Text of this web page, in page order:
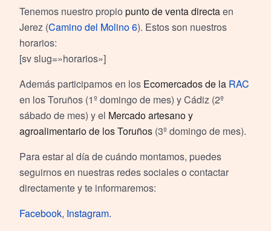
Tenemos nuestro propio punto de venta directaen
Jerez (Camino del Molino 6). Estos son nuestros
horarios:
[sv slug=»horarios»]
Además participamos en los Ecomercados de la RAC
en los Toruños (1º domingo de mes) y Cádiz (2º
sábado de mes) y el Mercado artesano y
agroalimentario de los Toruños (3º domingo de mes).
Para estar al día de cuándo montamos, puedes
seguirnos en nuestras redes sociales o contactar
directamente y te informaremos:
Facebook, Instagram.